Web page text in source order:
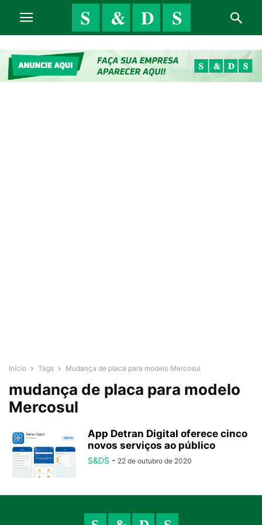
Início Tags Mudança de placa para modelo Mercosul
mudança de placa para modelo
Mercosul
App Detran Digital oferece cinco
novos serviços ao público
S&DS - 22 de outubro de 2020